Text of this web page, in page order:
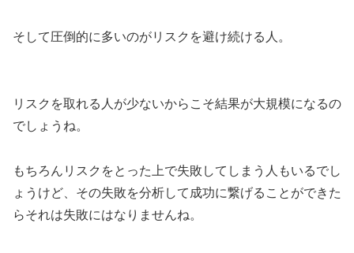
そして圧倒的に多いのがリスクを避け続ける人。
リスクを取れる人が少ないからこそ結果が大規模になるの
でしょうね。
もちろんリスクをとった上で失敗してしまう人もいるでし
ょうけど、その失敗を分析して成功に繋げることができた
らそれは失敗にはなりませんね。